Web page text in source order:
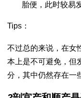
胎便，此时较易
Tips：
不过总的来说，在女
本上是不可避免，但
分，其中仍然存在一